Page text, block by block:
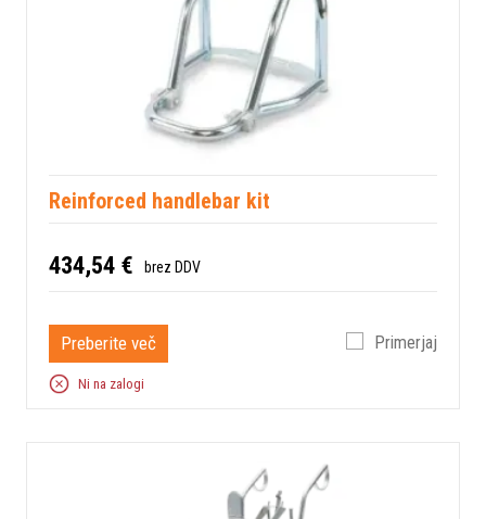
Reinforced handlebar kit
434,54 € brez DDV
Preberite več Primerjaj
Ni na zalogi